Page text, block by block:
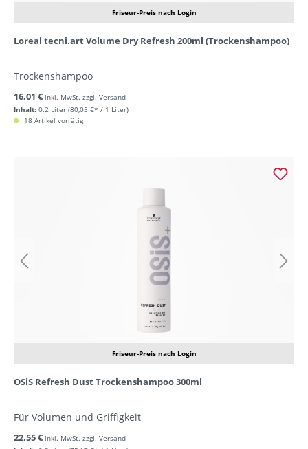
Friseur-Preis nach Login
Loreal tecni.art Volume Dry Refresh 200ml (Trockenshampoo)
Trockenshampoo
Inhalt: 0.2 Liter (80,05 €* / 1 Liter)
16,01 € inkl. MwSt. zzgl. Versand
18 Artikel vorrätig
Friseur-Preis nach Login
OSiS Refresh Dust Trockenshampoo 300ml
Für Volumen und Griffigkeit
22,55 € inkl. MwSt. zzgl. Versand